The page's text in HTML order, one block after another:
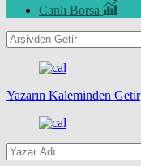
Canlı Borsa
Yazarın Kaleminden Getir